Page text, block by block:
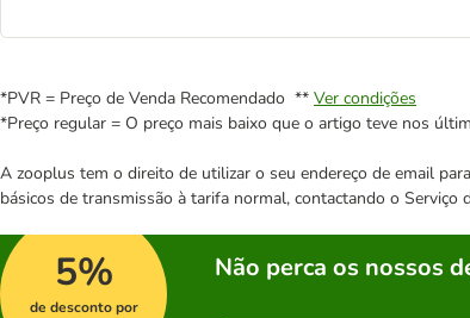
*PVR = Preço de Venda Recomendado ** Ver condições
*Preço regular = O preço mais baixo que o artigo teve nos
A zooplus tem o direito de utilizar o seu endereço de email
básicos de transmissão à tarifa normal, contactando o
5%
de desconto por
Não perca os nossos